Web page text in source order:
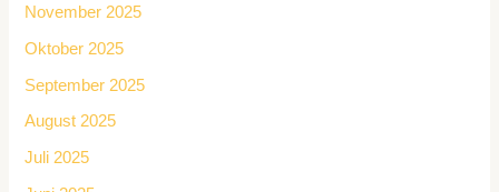
November 2025
Oktober 2025
September 2025
August 2025
Juli 2025